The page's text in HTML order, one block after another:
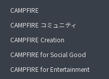
CAMPFIRE
CAMPFIRE コミュニティ
CAMPFIRE Creation
CAMPFIRE for Social Good
CAMPFIRE for Entertainment